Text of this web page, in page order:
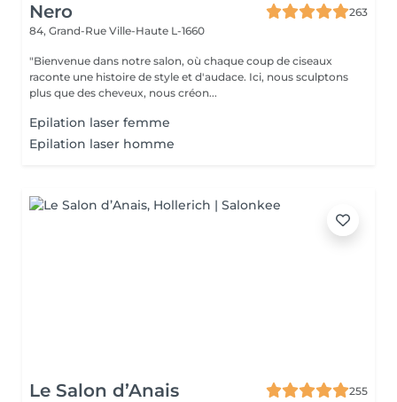
Nero
263
84, Grand-Rue Ville-Haute L-1660
"Bienvenue dans notre salon, où chaque coup de ciseaux
raconte une histoire de style et d'audace. Ici, nous sculptons
plus que des cheveux, nous créon...
Epilation laser femme
Epilation laser homme
Le Salon d’Anais
255